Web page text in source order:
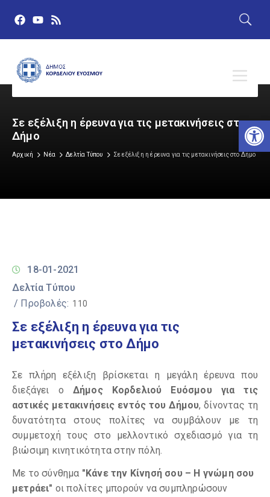
Σε εξέλιξη η έρευνα για τις μετακινήσεις στο
Δήμο
Αρχική Νέα Δελτία Τύπου Σε εξέλιξη η έρευνα για τις μετακινήσεις στο Δήμο
18-01-2021
Δελτία Τύπου
/ Προβολές: 110
Σε εξέλιξη η έρευνα για τις
μετακινήσεις στο Δήμο
Σε πλήρη εξέλιξη βρίσκεται η μεγάλη έρευνα που
διεξάγει ο Δήμος Κορδελιού Ευόσμου για τις
αστικές μετακινήσεις εντός του Δήμου, δίνοντας τη
δυνατότητα στους πολίτες να συμβάλουν με τη
συμμετοχή τους στο μελλοντικό σχεδιασμό για τη
βιώσιμη κινητικότητα στην πόλη.
Με το σύνθημα "Κάνε την Κίνησή σου – Η γνώμη σου
μετράει" οι πολίτες μπορούν να συμπληρώσουν